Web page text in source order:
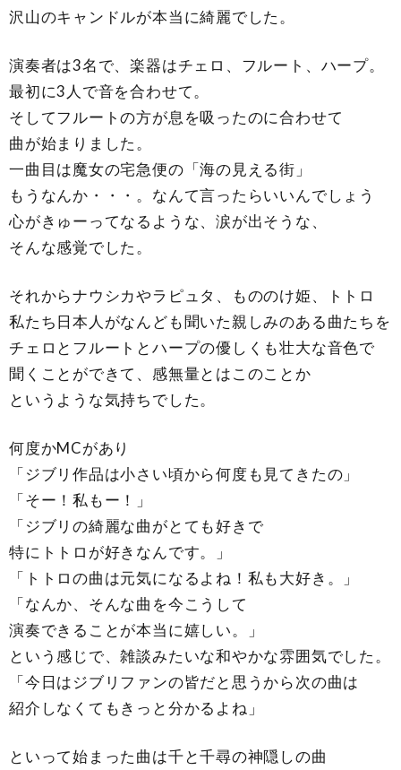
沢山のキャンドルが本当に綺麗でした。
演奏者は3名で、楽器はチェロ、フルート、ハープ。
最初に3人で音を合わせて。
そしてフルートの方が息を吸ったのに合わせて
曲が始まりました。
一曲目は魔女の宅急便の「海の見える街」
もうなんか・・・。なんて言ったらいいんでしょう
心がきゅーってなるような、涙が出そうな、
そんな感覚でした。
それからナウシカやラピュタ、もののけ姫、トトロ
私たち日本人がなんども聞いた親しみのある曲たちを
チェロとフルートとハープの優しくも壮大な音色で
聞くことができて、感無量とはこのことか
というような気持ちでした。
何度かMCがあり
「ジブリ作品は小さい頃から何度も見てきたの」
「そー！私もー！」
「ジブリの綺麗な曲がとても好きで
特にトトロが好きなんです。」
「トトロの曲は元気になるよね！私も大好き。」
「なんか、そんな曲を今こうして
演奏できることが本当に嬉しい。」
という感じで、雑談みたいな和やかな雰囲気でした。
「今日はジブリファンの皆だと思うから次の曲は
紹介しなくてもきっと分かるよね」
といって始まった曲は千と千尋の神隠しの曲